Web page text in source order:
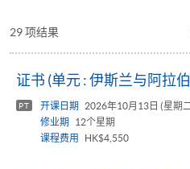
29 项结果
证书 (单元 : 伊斯兰与阿拉
PT 开课日期
2026年10月13日 (星期
修业期
12个星期
课程费用
HK$4,550